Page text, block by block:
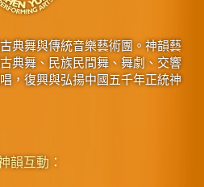
典舞與傳統音樂藝術團。神韻藝
典舞、民族民間舞、舞劇、交響
，復興與弘揚中國五千年正統神
韻互動：